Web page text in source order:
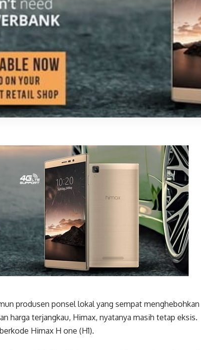
produsen ponsel lokal yang sempat menghebohkan
harga terjangkau, Himax, nyatanya masih tetap eksis.
Himax H one (H1).